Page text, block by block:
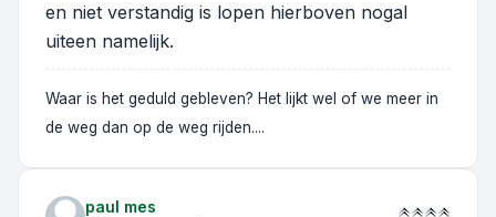
en niet verstandig is lopen hierboven nogal
uiteen namelijk.
Waar is het geduld gebleven? Het lijkt wel of we meer in
de weg dan op de weg rijden....
paul mes